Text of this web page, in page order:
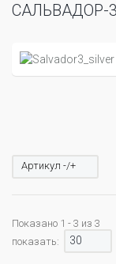
САЛЬВАДОР-3
Артикул -/+
Показано 1 - 3 из 3
показать:
30